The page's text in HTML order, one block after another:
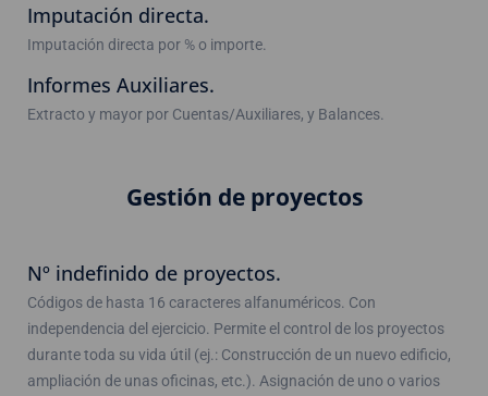
Imputación directa.
Imputación directa por % o importe.
Informes Auxiliares.
Extracto y mayor por Cuentas/Auxiliares, y Balances.
Gestión de proyectos
Nº indefinido de proyectos.
Códigos de hasta 16 caracteres alfanuméricos. Con
independencia del ejercicio. Permite el control de los proyectos
durante toda su vida útil (ej.: Construcción de un nuevo edificio,
ampliación de unas oficinas, etc.). Asignación de uno o varios